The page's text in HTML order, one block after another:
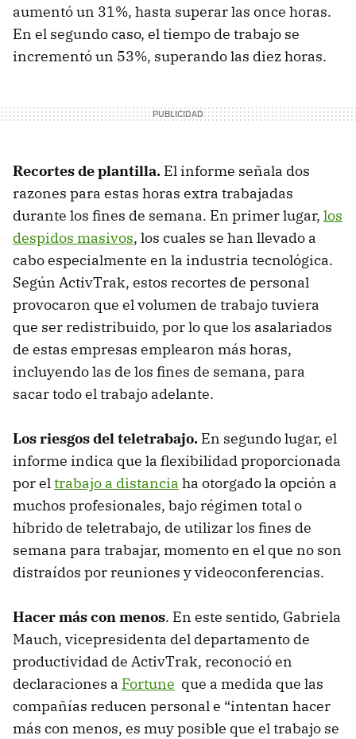
aumentó un 31%, hasta superar las once horas.
En el segundo caso, el tiempo de trabajo se
incrementó un 53%, superando las diez horas.
Recortes de plantilla. El informe señala dos
razones para estas horas extra trabajadas
durante los fines de semana. En primer lugar, los
despidos masivos, los cuales se han llevado a
cabo especialmente en la industria tecnológica.
Según ActivTrak, estos recortes de personal
provocaron que el volumen de trabajo tuviera
que ser redistribuido, por lo que los asalariados
de estas empresas emplearon más horas,
incluyendo las de los fines de semana, para
sacar todo el trabajo adelante.
Los riesgos del teletrabajo. En segundo lugar, el
informe indica que la flexibilidad proporcionada
por eltrabajo a distancia ha otorgado la opción a
muchos profesionales, bajo régimen total o
híbrido de teletrabajo, de utilizar los fines de
semana para trabajar, momento en el que no son
distraídos por reuniones y videoconferencias.
Hacer más con menos. En este sentido, Gabriela
Mauch, vicepresidenta del departamento de
productividad de ActivTrak, reconoció en
declaraciones a Fortune que a medida que las
compañías reducen personal e “intentan hacer
más con menos, es muy posible que el trabajo se